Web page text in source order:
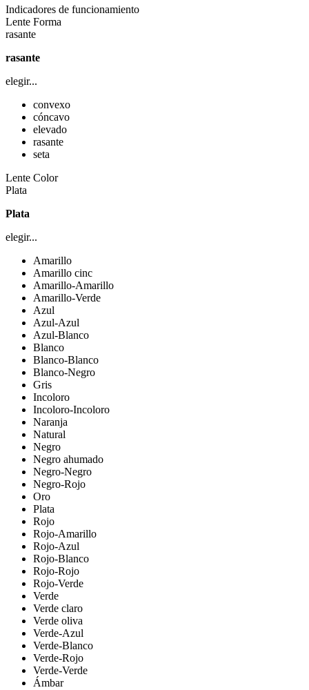
Indicadores de funcionamiento
Lente Forma
rasante
rasante
elegir...
convexo
cóncavo
elevado
rasante
seta
Lente Color
Plata
Plata
elegir...
Amarillo
Amarillo cinc
Amarillo-Amarillo
Amarillo-Verde
Azul
Azul-Azul
Azul-Blanco
Blanco
Blanco-Blanco
Blanco-Negro
Gris
Incoloro
Incoloro-Incoloro
Naranja
Natural
Negro
Negro ahumado
Negro-Negro
Negro-Rojo
Oro
Plata
Rojo
Rojo-Amarillo
Rojo-Azul
Rojo-Blanco
Rojo-Rojo
Rojo-Verde
Verde
Verde claro
Verde oliva
Verde-Azul
Verde-Blanco
Verde-Rojo
Verde-Verde
Ámbar